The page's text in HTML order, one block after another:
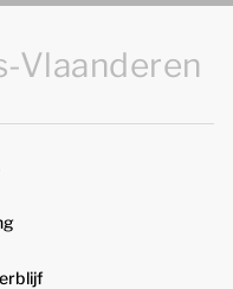
Vlaanderen